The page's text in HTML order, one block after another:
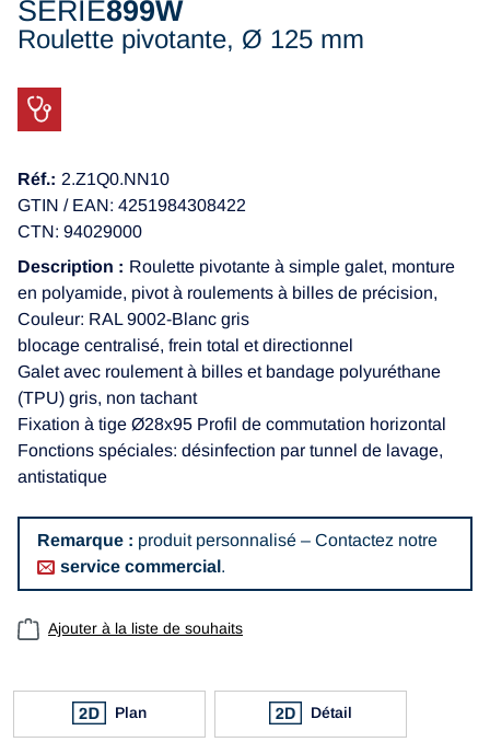
SÉRIE899W
Roulette pivotante, Ø 125 mm
Réf.: 2.Z1Q0.NN10
GTIN / EAN: 4251984308422
CTN: 94029000
Description : Roulette pivotante à simple galet, monture
en polyamide, pivot à roulements à billes de précision,
Couleur: RAL 9002-Blanc gris
blocage centralisé, frein total et directionnel
Galet avec roulement à billes et bandage polyuréthane
(TPU) gris, non tachant
Fixation à tige Ø28x95 Profil de commutation horizontal
Fonctions spéciales: désinfection par tunnel de lavage,
antistatique
Remarque : produit personnalisé – Contactez notre
service commercial.
Ajouter à la liste de souhaits
Plan Détail